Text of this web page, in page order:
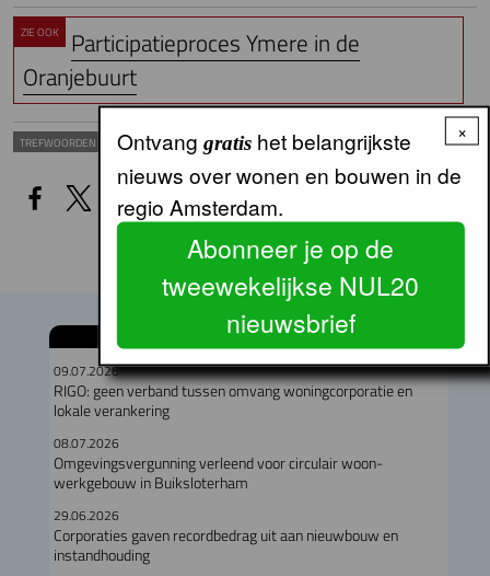
ZIE OOK
Participatieproces Ymere in de
Oranjebuurt
TREFWOORDEN Haarlemmermeer Participatie Ymere
GERELATEERDE ARTIKELEN
09.07.2026
RIGO: geen verband tussen omvang woningcorporatie en
lokale verankering
08.07.2026
Omgevingsvergunning verleend voor circulair woon-
werkgebouw in Buiksloterham
29.06.2026
Corporaties gaven recordbedrag uit aan nieuwbouw en
instandhouding
×
Ontvang gratishet belangrijkste
nieuws over wonen en bouwen in de
regio Amsterdam.
Abonneer je op de
tweewekelijkse NUL20
nieuwsbrief